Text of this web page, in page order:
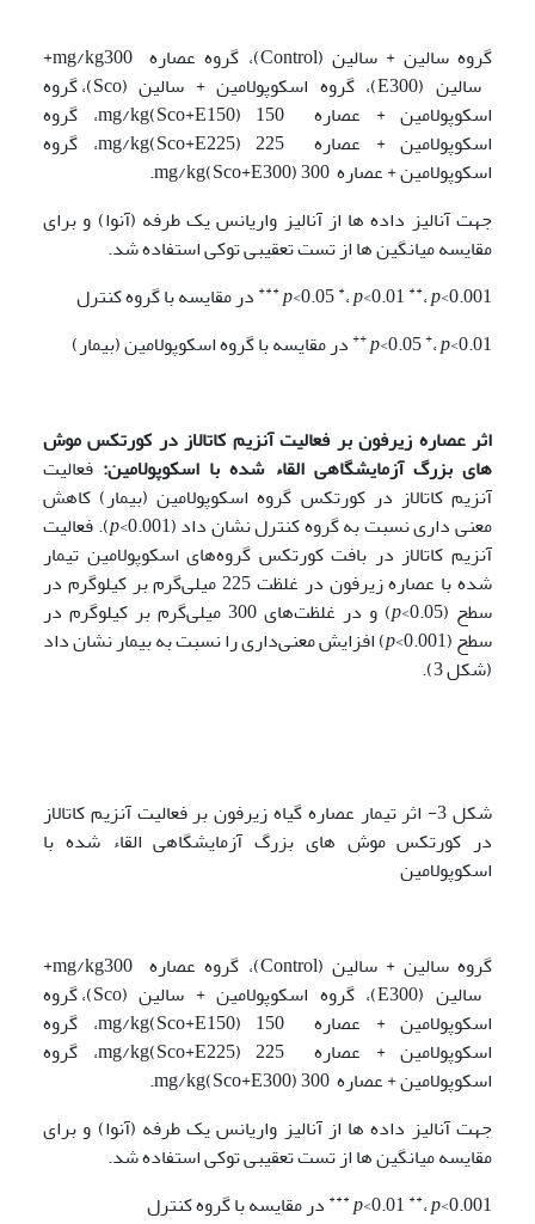
گروه سالین + سالین (Control)، گروه عصاره mg/kg300+
سالین (E300)، گروه اسکوپولامین + سالین (Sco)، گروه
اسکوپولامین + عصاره 150 mg/kg(Sco+E150)، گروه
اسکوپولامین + عصاره 225 mg/kg(Sco+E225)، گروه
اسکوپولامین + عصاره 300 mg/kg(Sco+E300).
جهت آنالیز داده ها از آنالیز واریانس یک طرفه (آنوا) و برای
مقایسه میانگین ها از تست تعقیبی توکی استفاده شد.
p<0.05*،p<0.01 **،p<0.001
*** در مقایسه با گروه کنترل
p<0.05+،p<0.01
++در مقایسه با گروه اسکوپولامین (بیمار)
اثر عصاره زیرفون بر فعالیت آنزیم کاتالاز در کورتکس موش
های بزرگ آزمایشگاهی القاء شده با اسکوپولامین: فعالیت
آنزیم کاتالاز در کورتکس گروه اسکوپولامین (بیمار) کاهش
معنی داری نسبت به گروه کنترل نشان داد (
p<0.001). فعالیت
آنزیم کاتالاز در بافت کورتکس گروه‌های اسکوپولامین تیمار
شده با عصاره زیرفون در غلظت 225 میلی‌گرم بر کیلوگرم در
سطح (
p
<0.05) و در غلظت‌های 300 میلی‌گرم بر کیلوگرم در
سطح (
p<0.001) افزایش معنی‌داری را نسبت به بیمار نشان داد
(شکل 3).
شکل 3- اثر تیمار عصاره گیاه زیرفون بر فعالیت آنزیم کاتالاز
در کورتکس موش های بزرگ آزمایشگاهی القاء شده با
اسکوپولامین
گروه سالین + سالین (Control)، گروه عصاره mg/kg300+
سالین (E300)، گروه اسکوپولامین + سالین (Sco)، گروه
اسکوپولامین + عصاره 150 mg/kg(Sco+E150)، گروه
اسکوپولامین + عصاره 225 mg/kg(Sco+E225)، گروه
اسکوپولامین + عصاره 300 mg/kg(Sco+E300).
جهت آنالیز داده ها از آنالیز واریانس یک طرفه (آنوا) و برای
مقایسه میانگین ها از تست تعقیبی توکی استفاده شد.
p<0.01 **،p<0.001
*** در مقایسه با گروه کنترل